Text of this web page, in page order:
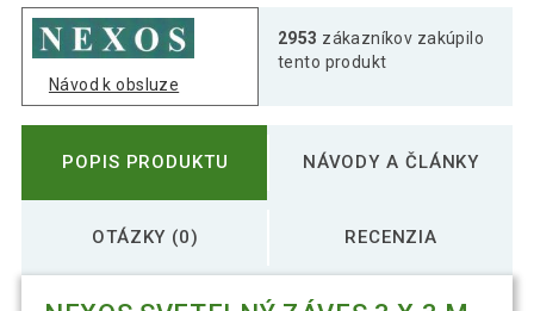
Návod k obsluze
2953 zákazníkov zakúpilo
tento produkt
POPIS PRODUKTU NÁVODY A ČLÁNKY
OTÁZKY (0) RECENZIA